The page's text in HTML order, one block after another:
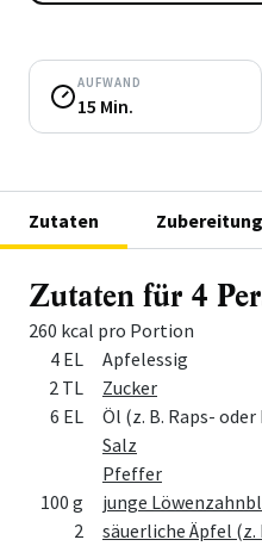
AUFWAND
15 Min.
Zutaten Zubereitung
Zutaten für 4
260 kcal pro Portion
Menge Zutat
4 EL
Apfelessig
2 TL
Zucker
6 EL
Öl (z. B. Raps-
Salz
Pfeffer
100 g
junge
2
säuerliche Äpfel (z.